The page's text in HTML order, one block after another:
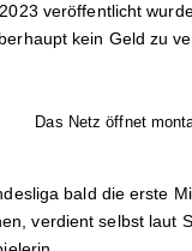
veröffentlicht
kein Geld zu
Das Netz öffnet
bald die erste
verdient selbst laut